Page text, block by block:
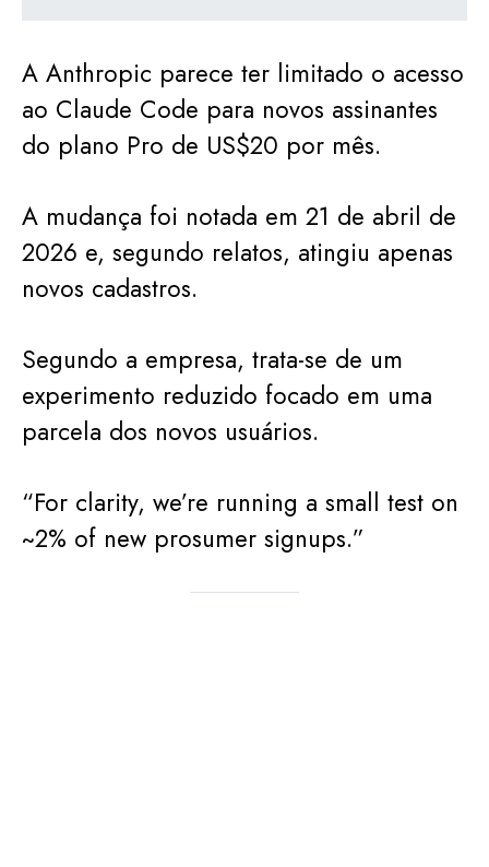
A Anthropic parece ter limitado o acesso
ao Claude Code para novos assinantes
do plano Pro de US$20 por mês.
A mudança foi notada em 21 de abril de
2026 e, segundo relatos, atingiu apenas
novos cadastros.
Segundo a empresa, trata-se de um
experimento reduzido focado em uma
parcela dos novos usuários.
“For clarity, we’re running a small test on
~2% of new prosumer signups.”